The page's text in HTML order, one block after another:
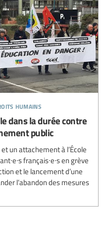
humains
dans la durée contre
public
un attachement à l’École
français∙e∙s en grève
et le lancement d’une
l’abandon des mesures